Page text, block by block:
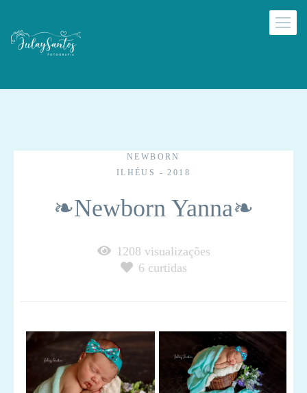
NEWBORN
ILHÉUS - 2018
❧Newborn Yanna❧
1208 visualizações
6 curtidas